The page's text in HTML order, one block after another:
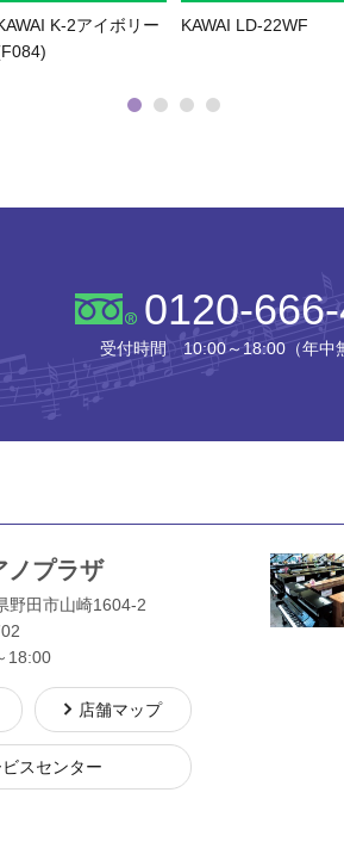
K-2アイボリー
KAWAI LD-22WF
アノプラザ 0120-
受付時間 10:00～18:00（年中
ノプラザ
野田市山崎1604-2
18:00
店舗マップ
スセンター